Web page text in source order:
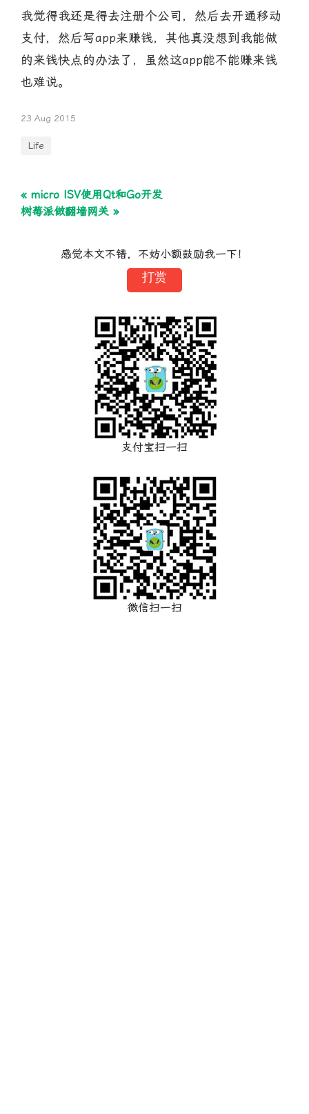
我觉得我还是得去注册个公司，然后去开通移动
支付，然后写app来赚钱，其他真没想到我能做
的来钱快点的办法了，虽然这app能不能赚来钱
也难说。
23 Aug 2015
Life
« micro ISV使用Qt和Go开发
树莓派做翻墙网关 »
感觉本文不错，不妨小额鼓励我一下！
打赏
支付宝扫一扫
微信扫一扫